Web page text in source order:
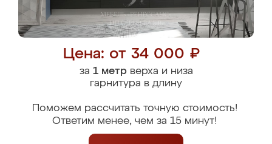
Цена: от 34 000 ₽
за 1 метрверха и низа
гарнитура в длину
Поможем рассчитать точную стоимость!
Ответим менее, чем за 15 минут!